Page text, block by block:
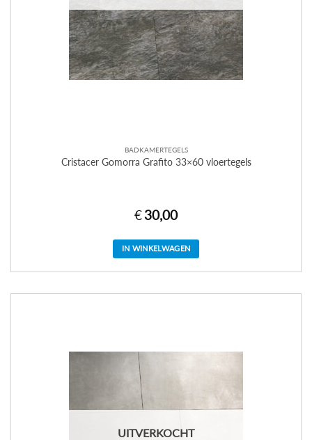
BADKAMERTEGELS
Cristacer Gomorra Grafito 33×60 vloertegels
€30,00
IN WINKELWAGEN
UITVERKOCHT